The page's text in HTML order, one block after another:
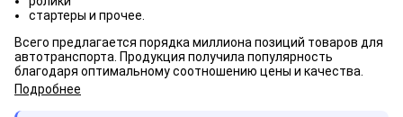
стартеры и прочее.
Всего предлагается порядка миллиона позиций товаров для
автотранспорта. Продукция получила популярность
благодаря оптимальному соотношению цены и качества.
Подробнее